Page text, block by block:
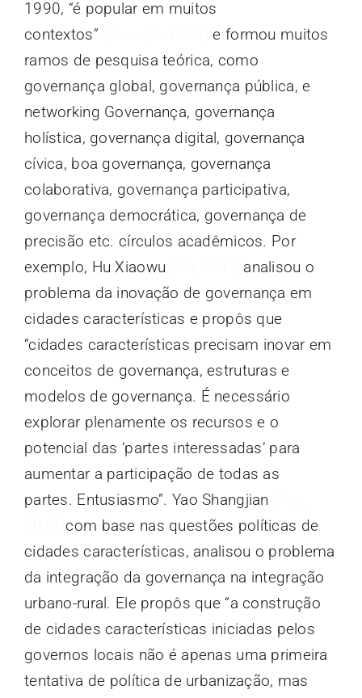
1990, “é popular em muitos
contextos”
e formou muitos
ramos de pesquisa teórica, como
governança global, governança pública, e
networking Governança, governança
holística, governança digital, governança
cívica, boa governança, governança
colaborativa, governança participativa,
governança democrática, governança de
precisão etc. círculos acadêmicos. Por
exemplo, Hu Xiaowu
analisou o
problema da inovação de governança em
cidades características e propôs que
“cidades características precisam inovar em
conceitos de governança, estruturas e
modelos de governança. É necessário
explorar plenamente os recursos e o
potencial das ‘partes interessadas’ para
aumentar a participação de todas as
partes. Entusiasmo”. Yao Shangjian
2017)com base nas questões políticas de
cidades características, analisou o problema
da integração da governança na integração
urbano-rural. Ele propôs que “a construção
de cidades características iniciadas pelos
governos locais não é apenas uma primeira
tentativa de política de urbanização, mas